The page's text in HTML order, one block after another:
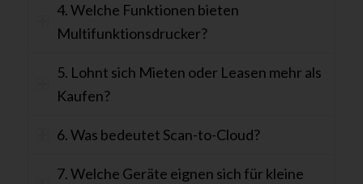
4. Welche Funktionen bieten
Multifunktionsdrucker?
5. Lohnt sich Mieten oder Leasen mehr als
Kaufen?
6. Was bedeutet Scan-to-Cloud?
7. Welche Geräte eignen sich für kleine